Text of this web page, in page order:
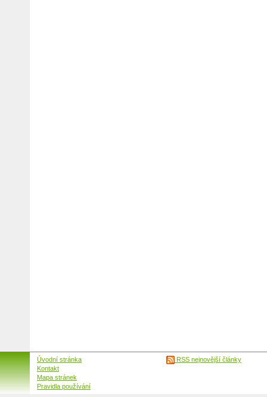
Úvodní stránka
Kontakt
Mapa stránek
Pravidla používání
RSS nejnovější články